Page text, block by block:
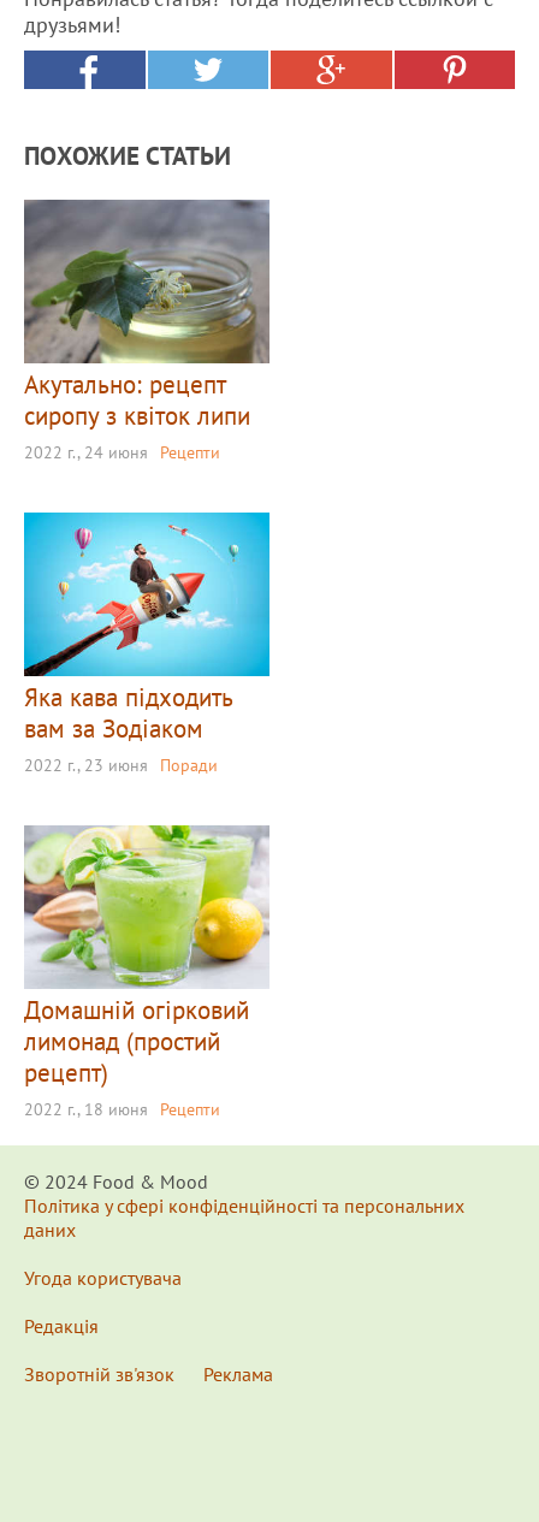
друзьями!
ПОХОЖИЕ СТАТЬИ
Акутально: рецепт
сиропу з квіток липи
2022 г., 24 июня Рецепти
Яка кава підходить
вам за Зодіаком
2022 г., 23 июня Поради
Домашній огірковий
лимонад (простий
рецепт)
2022 г., 18 июня Рецепти
© 2024 Food & Мood
Політика у сфері конфіденційності та персональних
даних
Угода користувача
Редакція
Зворотній зв'язок
Реклама